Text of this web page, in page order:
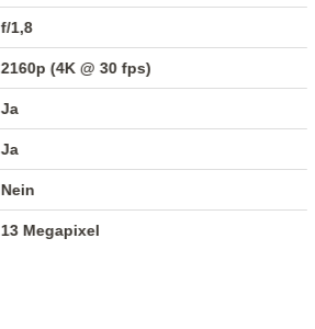
f/1,8
2160p (4K @ 30 fps)
Ja
Ja
Nein
13 Megapixel